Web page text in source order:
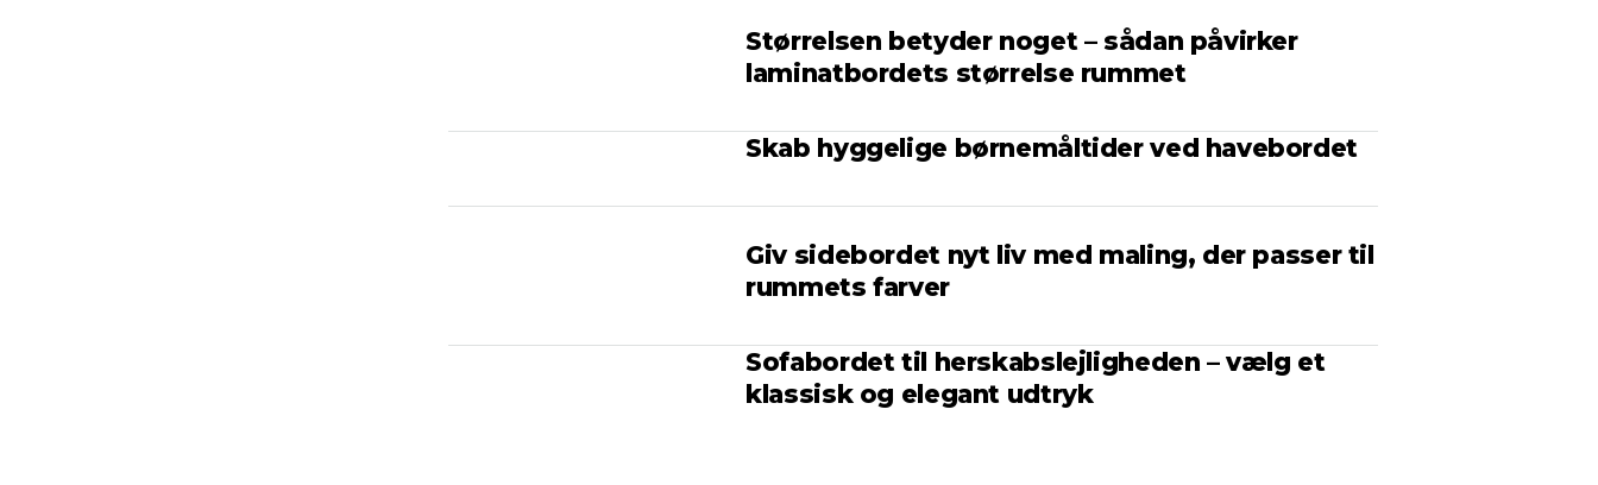
Størrelsen betyder noget – sådan påvirker
laminatbordets størrelse rummet
Skab hyggelige børnemåltider ved havebordet
Giv sidebordet nyt liv med maling, der passer til
rummets farver
Sofabordet til herskabslejligheden – vælg et
klassisk og elegant udtryk